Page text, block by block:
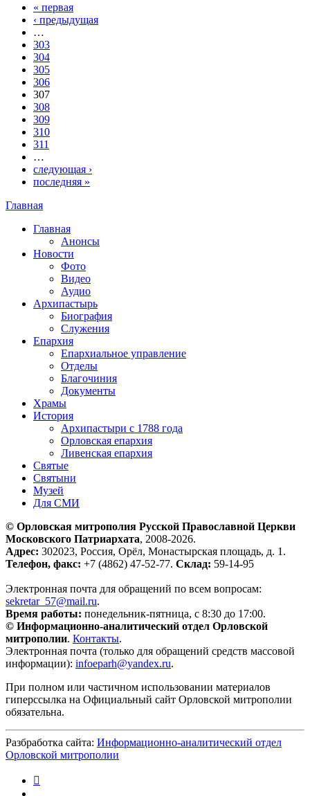
Страницы
« первая
‹ предыдущая
…
303
304
305
306
307
308
309
310
311
…
следующая ›
последняя »
Вы здесь
Главная
Главная
Анонсы
Новости
Фото
Видео
Аудио
Архипастырь
Биография
Служения
Епархия
Епархиальное управление
Отделы
Благочиния
Документы
Храмы
История
Архипастыри с 1788 года
Орловская епархия
Ливенская епархия
Святые
Святыни
Музей
Для СМИ
© Орловская митрополия Русской Православной Церкви
Московского Патриархата, 2008-2026.
Адрес: 302023, Россия, Орёл, Монастырская площадь, д. 1.
Телефон, факс: +7 (4862) 47-52-77. Склад: 59-14-95
Электронная почта для обращений по всем вопросам:
sekretar_57@mail.ru.
Время работы: понедельник-пятница, с 8:30 до 17:00.
© Информационно-аналитический отдел Орловской
митрополии. Контакты.
Электронная почта (только для обращений средств массовой
информации): infoeparh@yandex.ru.
При полном или частичном использовании материалов
гиперссылка на Официальный сайт Орловской митрополии
обязательна.
Разбработка сайта: Информационно-аналитический отдел
Орловской митрополии